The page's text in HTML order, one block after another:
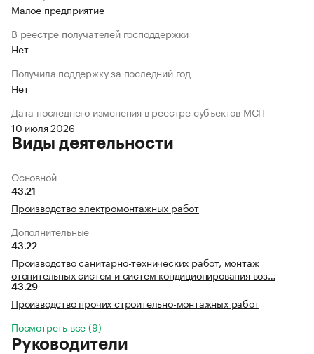
Малое предприятие
В реестре получателей господдержки
Нет
Получила поддержку за последний год
Нет
Дата последнего изменения в реестре субъектов МСП
10 июля 2026
Виды деятельности
Основной
43.21
Производство электромонтажных работ
Дополнительные
43.22
Производство санитарно-технических работ, монтаж
отопительных систем и систем кондиционирования воз…
43.29
Производство прочих строительно-монтажных работ
Посмотреть все (9)
Руководители